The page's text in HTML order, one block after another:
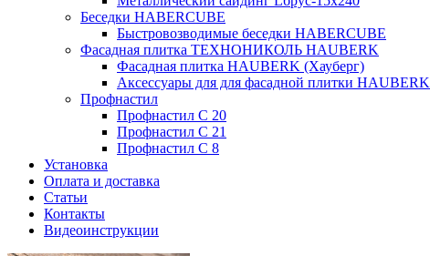
Беседки HABERCUBE
Быстровозводимые беседки HABERCUBE
Фасадная плитка ТЕХНОНИКОЛЬ HAUBERK
Фасадная плитка HAUBERK (Хауберг)
Аксессуары для для фасадной плитки HAUBERK
Профнастил
Профнастил С 20
Профнастил С 21
Профнастил С 8
Установка
Оплата и доставка
Статьи
Контакты
Видеоинструкции